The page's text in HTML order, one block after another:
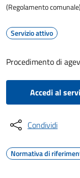
(Regolamento comunale)
Servizio attivo
Procedimento di
Accedi al
Condividi
Normativa di